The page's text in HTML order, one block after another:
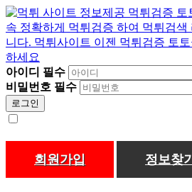
아이디 필수
비밀번호 필수
로그인
회원가입 정보찾기